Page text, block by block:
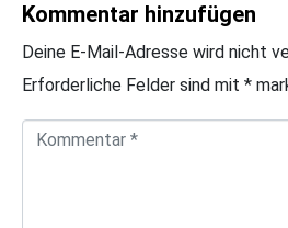
Kommentar hinzufügen
Deine E-Mail-Adresse wird nicht
Erforderliche Felder sind mit *